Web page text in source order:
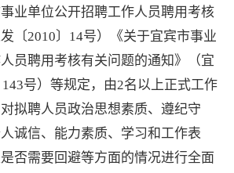
业单位公开招聘工作人员聘用考核
〔 2010〕14号）《关于宜宾市事业
员聘用考核有关问题的通知》（宜
号）等规定，由2名以上正式工作
拟聘人员政治思想素质、遵纪守
诚信、能力素质、学习和工作表
否需要回避等方面的情况进行全面